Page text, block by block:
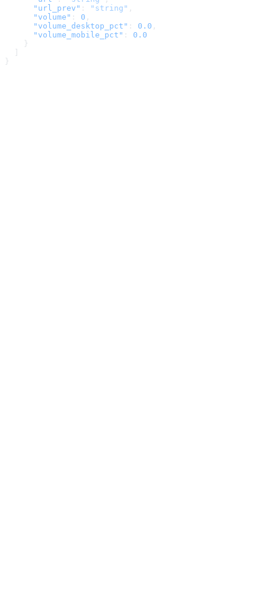
      "url_prev"
: "string" ,
      "volume"
: 0 ,
      "volume_desktop_pct"
: 0.0 ,
      "volume_mobile_pct"
: 0.0
    }
}